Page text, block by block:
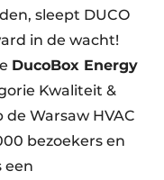
sleept DUCO
in de wacht!
DucoBox Energy
Kwaliteit &
Warsaw HVAC
bezoekers en
een